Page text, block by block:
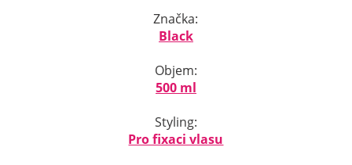
Značka:
Black
Objem:
500 ml
Styling:
Pro fixaci vlasu